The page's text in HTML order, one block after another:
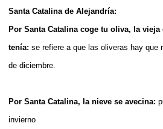
Santa Catalina de Alejandría:
Por Santa Catalina coge tu oliva, la
tenía: se refiere a que las oliveras hay que
de diciembre.
Por Santa Catalina, la nieve se avecina:
invierno